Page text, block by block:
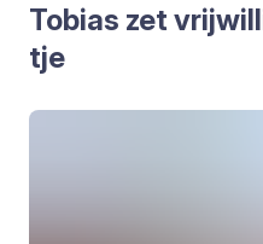
Tobi­as zet
tje